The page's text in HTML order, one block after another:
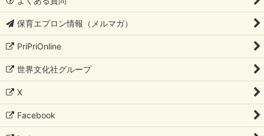
保育エプロン情報（メルマガ）
PriPriOnline
世界文化社グループ
X
Facebook